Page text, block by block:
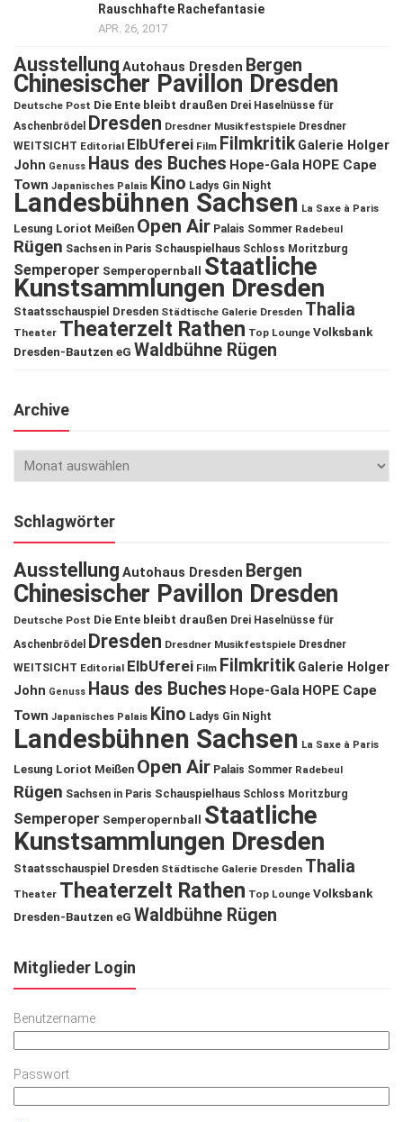
Rauschhafte Rachefantasie
APR. 26, 2017
Ausstellung Autohaus Dresden Bergen
Chinesischer Pavillon Dresden
Deutsche Post Die Ente bleibt draußen Drei Haselnüsse für
Aschenbrödel
Dresden Dresdner Musikfestspiele Dresdner
WEITSICHT Editorial ElbUferei Film Filmkritik Galerie Holger
John Genuss Haus des Buches Hope-Gala HOPE Cape
Town Japanisches Palais Kino Ladys Gin Night
Landesbühnen Sachsen La Saxe à Paris
Lesung Loriot Meißen Open Air Palais Sommer Radebeul
Rügen Sachsen in Paris Schauspielhaus Schloss Moritzburg
Semperoper Semperopernball Staatliche
Kunstsammlungen Dresden
Staatsschauspiel Dresden Städtische Galerie Dresden Thalia
Theater Theaterzelt Rathen Top Lounge Volksbank
Dresden-Bautzen eG Waldbühne Rügen
Archive
Schlagwörter
Ausstellung Autohaus Dresden Bergen
Chinesischer Pavillon Dresden
Deutsche Post Die Ente bleibt draußen Drei Haselnüsse für
Aschenbrödel
Dresden Dresdner Musikfestspiele Dresdner
WEITSICHT Editorial ElbUferei Film Filmkritik Galerie Holger
John Genuss Haus des Buches Hope-Gala HOPE Cape
Town Japanisches Palais Kino Ladys Gin Night
Landesbühnen Sachsen La Saxe à Paris
Lesung Loriot Meißen Open Air Palais Sommer Radebeul
Rügen Sachsen in Paris Schauspielhaus Schloss Moritzburg
Semperoper Semperopernball
Staatliche
Kunstsammlungen Dresden
Staatsschauspiel Dresden Städtische Galerie Dresden Thalia
Theater Theaterzelt Rathen Top Lounge Volksbank
Dresden-Bautzen eG Waldbühne Rügen
Mitglieder Login
Benutzername
Passwort